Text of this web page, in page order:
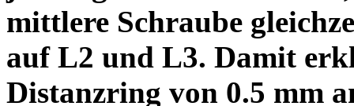
mittlere Schraube
auf L2 und L3. Damit
Distanzring von 0.5 mm